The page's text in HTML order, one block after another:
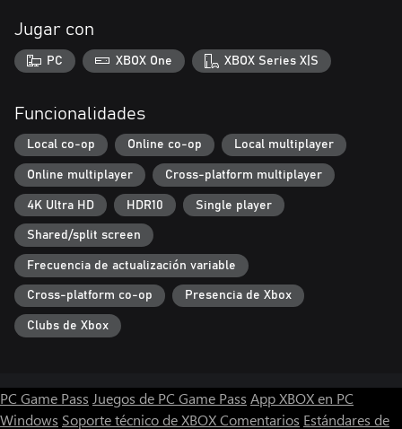
Jugar con
PC XBOX One XBOX Series X|S
Funcionalidades
Local co-op Online co-op Local multiplayer
Online multiplayer Cross-platform multiplayer
4K Ultra HD HDR10 Single player
Shared/split screen
Frecuencia de actualización variable
Cross-platform co-op Presencia de Xbox
Clubs de Xbox
PC Game Pass Juegos de PC Game Pass App XBOX en PC
Windows Soporte técnico de XBOXComentarios Estándares de